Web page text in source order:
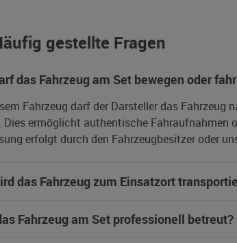
gestellte Fragen
das Fahrzeug am Set bewegen oder
Fahrzeug darf der Darsteller das Fahrzeug
Dies ermöglicht authentische Fahraufnahmen
erfolgt durch den Fahrzeugbesitzer oder
das Fahrzeug zum Einsatzort
Fahrzeug am Set professionell betreut?